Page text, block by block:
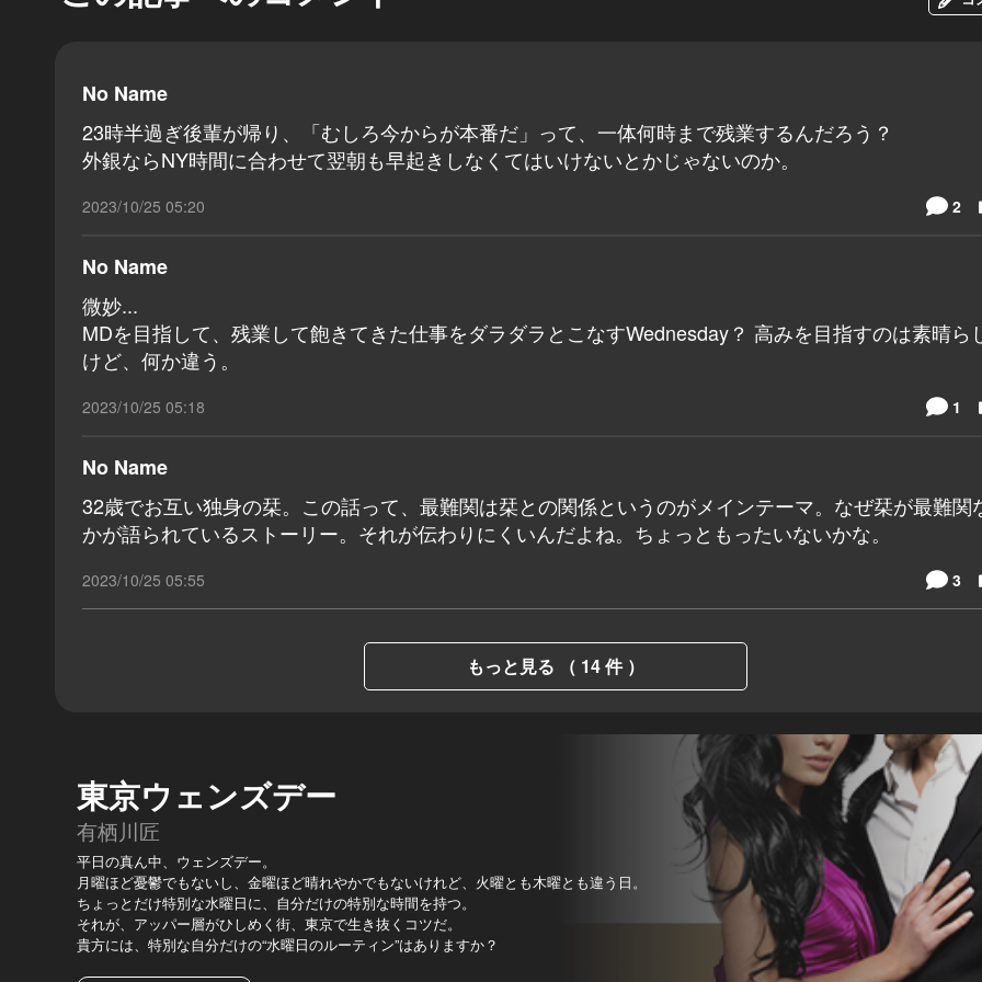
No Name
23時半過ぎ後輩が帰り、「むしろ今からが本番だ」って、一体何時まで残業するんだろう？
外銀ならNY時間に合わせて翌朝も早起きしなくてはいけないとかじゃないのか。
2023/10/25 05:20 2
No Name
微妙...
MDを目指して、残業して飽きてきた仕事をダラダラとこなすWednesday？ 高みを目指すのは素晴ら
けど、何か違う。
2023/10/25 05:18 1
No Name
32歳でお互い独身の栞。この話って、最難関は栞との関係というのがメインテーマ。なぜ栞が最難関
かが語られているストーリー。それが伝わりにくいんだよね。ちょっともったいないかな。
2023/10/25 05:55 3
もっと見る （ 14 件 ）
東京ウェンズデー
有栖川匠
平日の真ん中、ウェンズデー。
月曜ほど憂鬱でもないし、金曜ほど晴れやかでもないけれど、火曜とも木曜とも違う日。
ちょっとだけ特別な水曜日に、自分だけの特別な時間を持つ。
それが、アッパー層がひしめく街、東京で生き抜くコツだ。
貴方には、特別な自分だけの“水曜日のルーティン”はありますか？